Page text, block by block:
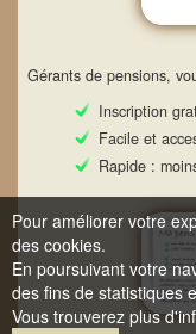
Gérants de pensions,
Inscription
Facile et
Rapide :
Pour améliorer votre
des cookies.
En poursuivant votre
des fins de statistiques
Vous trouverez plus